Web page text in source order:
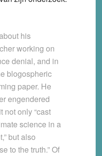
his
working on
denial, and in
blogospheric
paper. He
engendered
not only “cast
science in a
but also
to the truth.” Of